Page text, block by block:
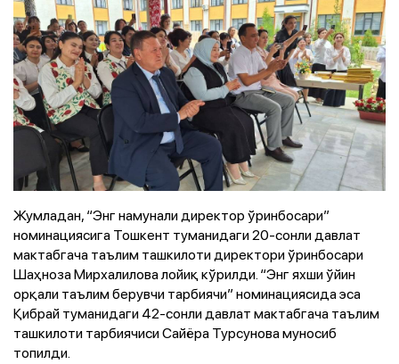
Жумладан, “Энг намунали директор ўринбосари”
номинациясига Тошкент туманидаги 20-сонли давлат
мактабгача таълим ташкилоти директори ўринбосари
Шаҳноза Мирхалилова лойиқ кўрилди. “Энг яхши ўйин
орқали таълим берувчи тарбиячи” номинациясида эса
Қибрай туманидаги 42-сонли давлат мактабгача таълим
ташкилоти тарбиячиси Сайёра Турсунова муносиб
топилди.